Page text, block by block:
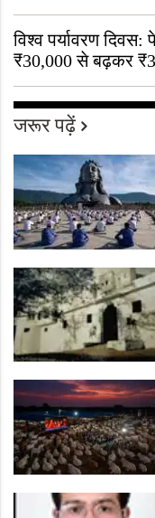
विश्व पर्यावरण
₹30,000 से बढ़कर
जरूर पढ़ें